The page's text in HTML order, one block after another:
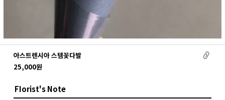
아스트렌시아 스템꽃다발
25,000원
FIorist's Note